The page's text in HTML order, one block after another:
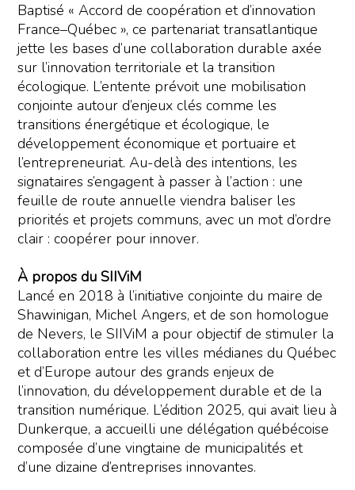
Baptisé « Accord de coopération et d’innovation
France–Québec », ce partenariat transatlantique
jette les bases d’une collaboration durable axée
sur l’innovation territoriale et la transition
écologique. L’entente prévoit une mobilisation
conjointe autour d’enjeux clés comme les
transitions énergétique et écologique, le
développement économique et portuaire et
l’entrepreneuriat. Au-delà des intentions, les
signataires s’engagent à passer à l’action : une
feuille de route annuelle viendra baliser les
priorités et projets communs, avec un mot d’ordre
clair : coopérer pour innover.
À propos du SIIViM
Lancé en 2018 à l’initiative conjointe du maire de
Shawinigan, Michel Angers, et de son homologue
de Nevers, le SIIViM a pour objectif de stimuler la
collaboration entre les villes médianes du Québec
et d’Europe autour des grands enjeux de
l’innovation, du développement durable et de la
transition numérique. L’édition 2025, qui avait lieu à
Dunkerque, a accueilli une délégation québécoise
composée d’une vingtaine de municipalités et
d’une dizaine d’entreprises innovantes.